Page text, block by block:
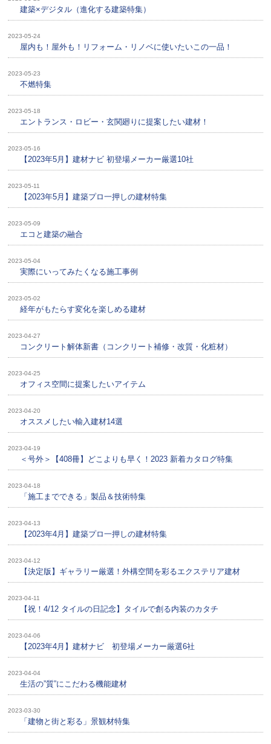
建築×デジタル（進化する建築特集）
2023-05-24
屋内も！屋外も！リフォーム・リノベに使いたいこの一品！
2023-05-23
不燃特集
2023-05-18
エントランス・ロビー・玄関廻りに提案したい建材！
2023-05-16
【2023年5月】建材ナビ 初登場メーカー厳選10社
2023-05-11
【2023年5月】建築プロ一押しの建材特集
2023-05-09
エコと建築の融合
2023-05-04
実際にいってみたくなる施工事例
2023-05-02
経年がもたらす変化を楽しめる建材
2023-04-27
コンクリート解体新書（コンクリート補修・改質・化粧材）
2023-04-25
オフィス空間に提案したいアイテム
2023-04-20
オススメしたい輸入建材14選
2023-04-19
＜号外＞【408冊】どこよりも早く！2023 新着カタログ特集
2023-04-18
「施工までできる」製品＆技術特集
2023-04-13
【2023年4月】建築プロ一押しの建材特集
2023-04-12
【決定版】ギャラリー厳選！外構空間を彩るエクステリア建材
2023-04-11
【祝！4/12 タイルの日記念】タイルで創る内装のカタチ
2023-04-06
【2023年4月】建材ナビ 初登場メーカー厳選6社
2023-04-04
生活の”質”にこだわる機能建材
2023-03-30
「建物と街と彩る」景観材特集